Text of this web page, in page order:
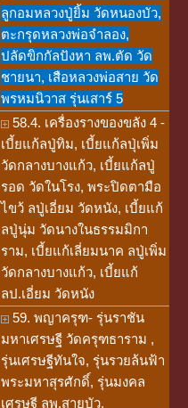
ลูกอมหลวงปู่ยิ้ม วัดหนองบัว,
ตะกรุดหลวงพ่อจำลอง,
ปลัดขิกกัลปังหา ลพ.ตัด วัด
ชายนา, เสือหลวงพ่อสาย วัด
พรหมนิวาส รุ่นเสาร์ 5
58.4. เครื่องรางของขลัง 4 -
เบี้ยแก้ลปู่ทิม, เบี้ยแก้ลปุ่เพิ่ม
วัดกลางบางแก้ว, เบี้ยแก้ลปู่
รอด วัดในโรง, พระปิดตามือ
ไขว้ ลปู่เอี่ยม วัดหนัง, เบี้ยแก้
ลปู่นุ่ม วัดนางในธรรมมิกา
ราม, เบี้ยแก้เลี่ยมนาค ลปู่เพิ่ม
วัดกลางบางแก้ว, เบี้ยแก้
ลป.เอี่ยม วัดหนัง
59. พญาครุฑ- รุ่นราชัน
มหาเศรษฐี วัดครุฑธาราม ,
รุ่นเศรษฐีทันใจ, รุ่นรวยล้นฟ้า
พระมหาสุรศักดิ์, รุ่นมงคล
เศรษฐี ลพ.สายบัว,